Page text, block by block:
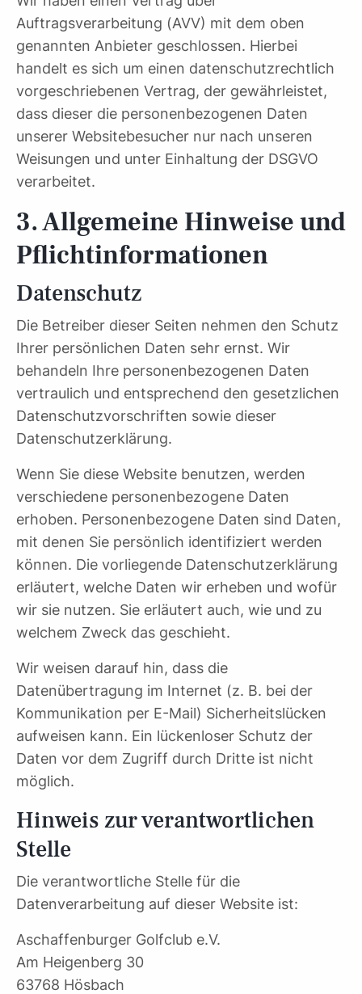
Auftragsverarbeitung (AVV) mit dem oben
genannten Anbieter geschlossen. Hierbei
handelt es sich um einen datenschutzrechtlich
vorgeschriebenen Vertrag, der gewährleistet,
dass dieser die personenbezogenen Daten
unserer Websitebesucher nur nach unseren
Weisungen und unter Einhaltung der DSGVO
verarbeitet.
3. Allgemeine Hinweise und
Pflicht­informationen
Datenschutz
Die Betreiber dieser Seiten nehmen den Schutz
Ihrer persönlichen Daten sehr ernst. Wir
behandeln Ihre personenbezogenen Daten
vertraulich und entsprechend den gesetzlichen
Datenschutzvorschriften sowie dieser
Datenschutzerklärung.
Wenn Sie diese Website benutzen, werden
verschiedene personenbezogene Daten
erhoben. Personenbezogene Daten sind Daten,
mit denen Sie persönlich identifiziert werden
können. Die vorliegende Datenschutzerklärung
erläutert, welche Daten wir erheben und wofür
wir sie nutzen. Sie erläutert auch, wie und zu
welchem Zweck das geschieht.
Wir weisen darauf hin, dass die
Datenübertragung im Internet (z. B. bei der
Kommunikation per E-Mail) Sicherheitslücken
aufweisen kann. Ein lückenloser Schutz der
Daten vor dem Zugriff durch Dritte ist nicht
möglich.
Hinweis zur verantwortlichen
Stelle
Die verantwortliche Stelle für die
Datenverarbeitung auf dieser Website ist:
Aschaffenburger Golfclub e.V.
Am Heigenberg 30
63768 Hösbach